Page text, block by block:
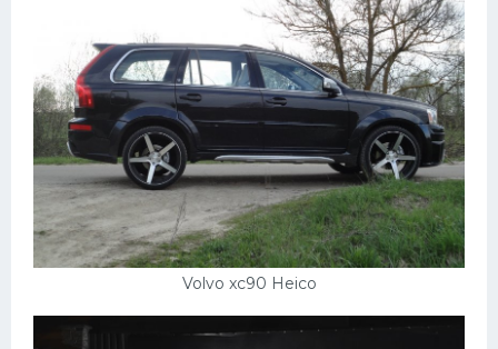
Volvo xc90 Heico